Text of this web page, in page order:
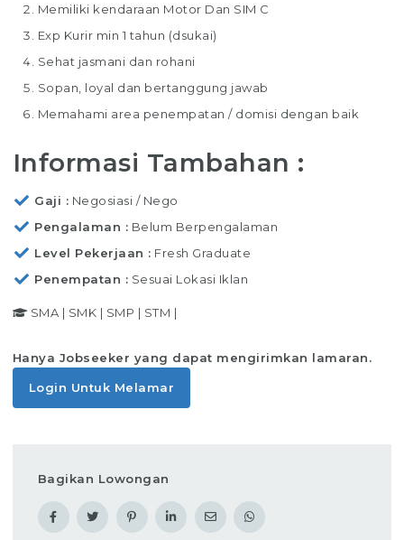
Memiliki kendaraan Motor Dan SIM C
Exp Kurir min 1 tahun (dsukai)
Sehat jasmani dan rohani
Sopan, loyal dan bertanggung jawab
Memahami area penempatan / domisi dengan baik
Informasi Tambahan :
Gaji
Negosiasi / Nego
Pengalaman
Belum Berpengalaman
Level Pekerjaan
Fresh Graduate
Penempatan
Sesuai Lokasi Iklan
SMA | SMK | SMP | STM |
Hanya Jobseeker yang dapat mengirimkan lamaran.
Login Untuk Melamar
Bagikan Lowongan